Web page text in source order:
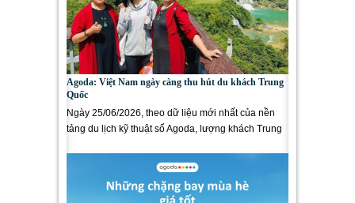
Agoda: Việt Nam ngày càng thu hút du khách Trung
Quốc
Ngày 25/06/2026, theo dữ liệu mới nhất của nền
tảng du lịch kỹ thuật số Agoda, lượng khách Trung